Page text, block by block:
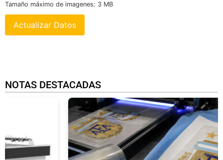
Tamaño máximo de imagenes: 3 MB
Actualizar Datos
NOTAS DESTACADAS